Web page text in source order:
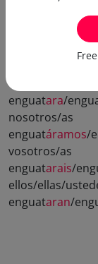
Pretérito
ara/
él/ella/usted
enguatara/
nosotros/as
enguatáramos/
vosotros/as
enguatarais/
ellos/ellas/
enguataran/